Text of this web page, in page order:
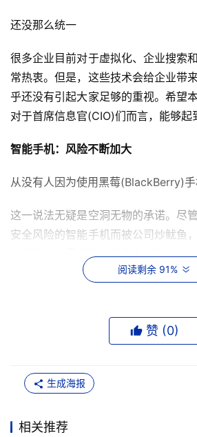
还没那么统一
很多企业目前对于虚拟化、企业搜索
常热衷。但是，这些技术会给企业带
乎还没有引起大家足够的重视。希望
对于首席信息官(CIO)们而言，能够起
智能手机：风险不断加大
从没有人因为使用黑莓(BlackBerry)手
这一说法无疑是空洞无物的承诺。尽
安全风险的智能手机而被公司炒鱿鱼
智能手机的需求不可能完全一致，可
不少。即使你的企业还没有遇到过这
1. 产品周期与消费电子更新换代的速
已停产了。" 负责提供移动设备管理
司(Movero Technology，下称
阅读剩余 91%
赞 (0)
生成海报
相关推荐